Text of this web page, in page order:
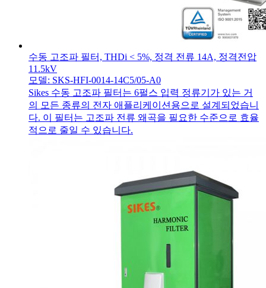
수동 고조파 필터, THDi < 5%, 정격 전류 14A, 정격전압
11.5kV
모델: SKS-HFI-0014-14C5/05-A0
Sikes 수동 고조파 필터는 6펄스 입력 정류기가 있는 거
의 모든 종류의 전자 애플리케이션용으로 설계되었습니
다. 이 필터는 고조파 전류 왜곡을 필요한 수준으로 효율
적으로 줄일 수 있습니다.